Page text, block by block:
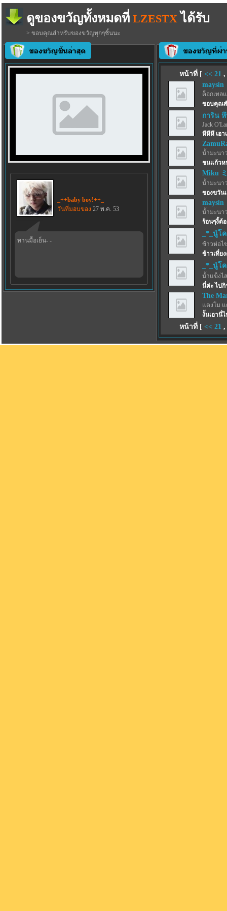
ดูของขวัญทั้งหมดที่ LZESTX ได้รับ
> ขอบคุณสำหรับของขวัญทุกๆชิ้นนะ
_++baby boy!++_
วันที่มอบของ 27 พ.ค. 53
ทานมื้อเย็น- -
หน้าที่ [ << 21 ,
maysin
ค็อกเทล
ขอบคุณส
การิน
Jack
หึหึหึ เอา
น้ำมะนา
ชนแก้วห
Miku
น้ำมะนา
ของขวัน
maysin
น้ำมะนา
ร้อนๆงี้ต้อ
_*_นู๋โ
ข้าวห่อไ
ข้าวเที่ย
_*_นู๋โ
น้ำแข็งไ
นี่ค่ะ ไป
The
แตงโม
งั้นเอานี่
หน้าที่ [ << 21 ,